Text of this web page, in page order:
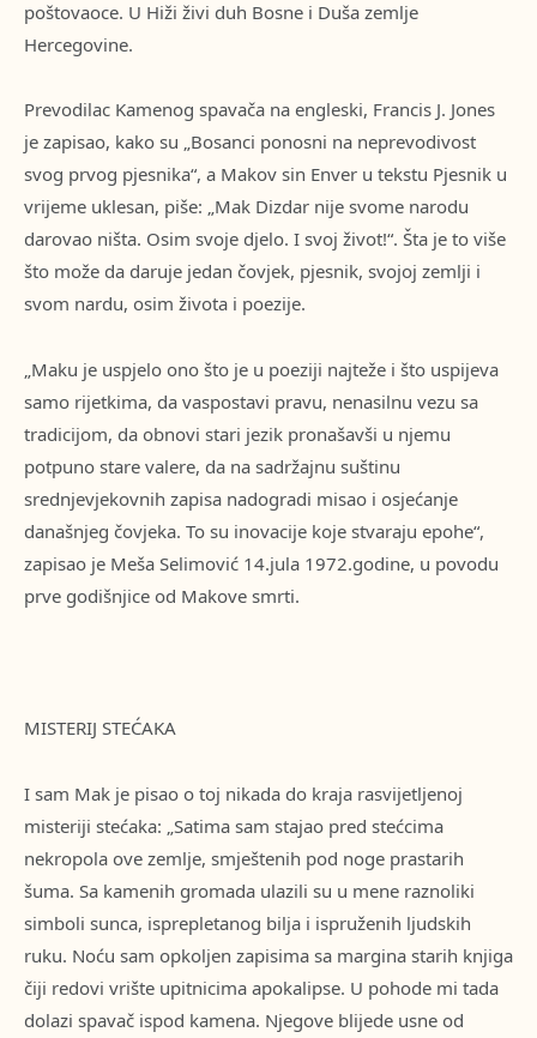
poštovaoce. U Hiži živi duh Bosne i Duša zemlje
Hercegovine.
Prevodilac Kamenog spavača na engleski, Francis J. Jones
je zapisao, kako su „Bosanci ponosni na neprevodivost
svog prvog pjesnika“, a Makov sin Enver u tekstu Pjesnik u
vrijeme uklesan, piše: „Mak Dizdar nije svome narodu
darovao ništa. Osim svoje djelo. I svoj život!“. Šta je to više
što može da daruje jedan čovjek, pjesnik, svojoj zemlji i
svom nardu, osim života i poezije.
„Maku je uspjelo ono što je u poeziji najteže i što uspijeva
samo rijetkima, da vaspostavi pravu, nenasilnu vezu sa
tradicijom, da obnovi stari jezik pronašavši u njemu
potpuno stare valere, da na sadržajnu suštinu
srednjevjekovnih zapisa nadogradi misao i osjećanje
današnjeg čovjeka. To su inovacije koje stvaraju epohe“,
zapisao je Meša Selimović 14.jula 1972.godine, u povodu
prve godišnjice od Makove smrti.
MISTERIJ STEĆAKA
I sam Mak je pisao o toj nikada do kraja rasvijetljenoj
misteriji stećaka: „Satima sam stajao pred stećcima
nekropola ove zemlje, smještenih pod noge prastarih
šuma. Sa kamenih gromada ulazili su u mene raznoliki
simboli sunca, isprepletanog bilja i ispruženih ljudskih
ruku. Noću sam opkoljen zapisima sa margina starih knjiga
čiji redovi vrište upitnicima apokalipse. U pohode mi tada
dolazi spavač ispod kamena. Njegove blijede usne od